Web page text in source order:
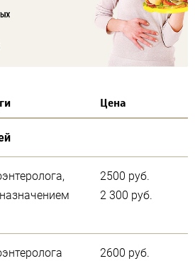
Цена
2500 руб.
2 300 руб.
2600 руб.